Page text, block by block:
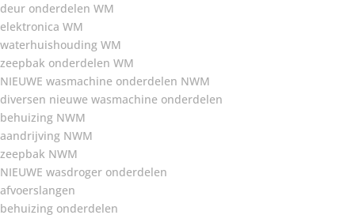
deur onderdelen WM
elektronica WM
waterhuishouding WM
zeepbak onderdelen WM
NIEUWE wasmachine onderdelen NWM
diversen nieuwe wasmachine onderdelen
behuizing NWM
aandrijving NWM
zeepbak NWM
NIEUWE wasdroger onderdelen
afvoerslangen
behuizing onderdelen